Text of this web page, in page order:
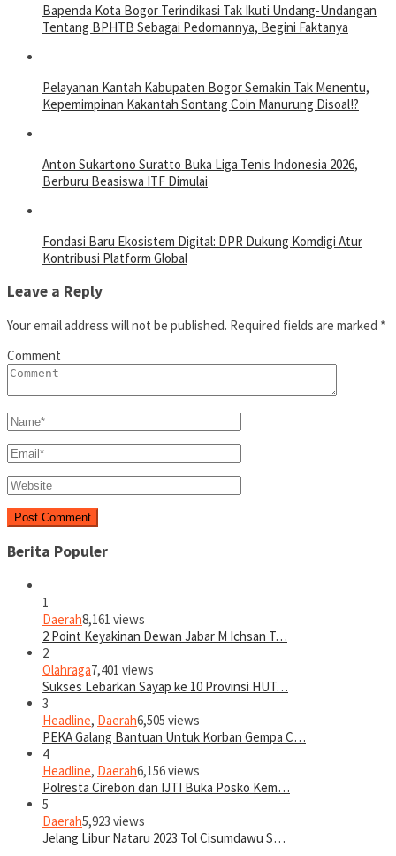
Bapenda Kota Bogor Terindikasi Tak Ikuti Undang-Undangan
Tentang BPHTB Sebagai Pedomannya, Begini Faktanya
Pelayanan Kantah Kabupaten Bogor Semakin Tak Menentu,
Kepemimpinan Kakantah Sontang Coin Manurung Disoal!?
Anton Sukartono Suratto Buka Liga Tenis Indonesia 2026,
Berburu Beasiswa ITF Dimulai
Fondasi Baru Ekosistem Digital: DPR Dukung Komdigi Atur
Kontribusi Platform Global
Leave a Reply
Your email address will not be published. Required fields are marked *
Comment
Berita Populer
1
Daerah8,161 views
2 Point Keyakinan Dewan Jabar M Ichsan T…
2
Olahraga7,401 views
Sukses Lebarkan Sayap ke 10 Provinsi HUT…
3
Headline, Daerah6,505 views
PEKA Galang Bantuan Untuk Korban Gempa C…
4
Headline, Daerah6,156 views
Polresta Cirebon dan IJTI Buka Posko Kem…
5
Daerah5,923 views
Jelang Libur Nataru 2023 Tol Cisumdawu S…